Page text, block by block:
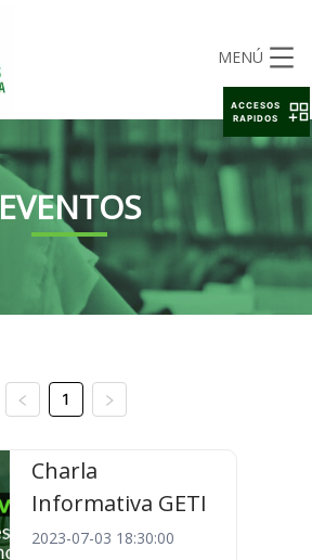
MENÚ
EVENTOS
1
Charla
Informativa GETI
2023-07-03 18:30:00
ACCESOS
RAPIDOS